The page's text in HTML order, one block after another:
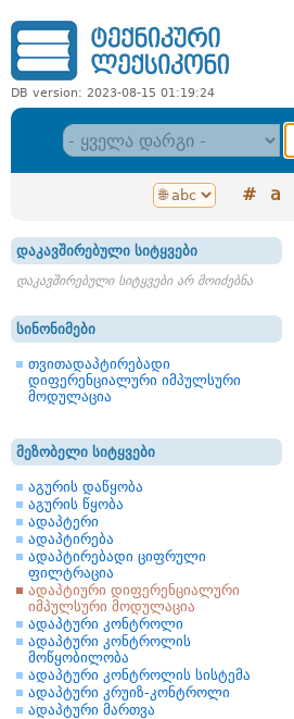
DB version: 2023-08-15 01:19:24
# a
დაკავშირებული სიტყვები
დაკავშირებული სიტყვები არ მოიძებნა
სინონიმები
თვითადაპტირებადი
დიფერენციალური იმპულსური
მოდულაცია
მეზობელი სიტყვები
აგურის დაწყობა
აგურის წყობა
ადაპტერი
ადაპტირება
ადაპტირებადი ციფრული
ფილტრაცია
ადაპტიური დიფერენციალური
იმპულსური მოდულაცია
ადაპტური კონტროლი
ადაპტური კონტროლის
მოწყობილობა
ადაპტური კონტროლის სისტემა
ადაპტური კრუიზ-კონტროლი
ადაპტური მართვა